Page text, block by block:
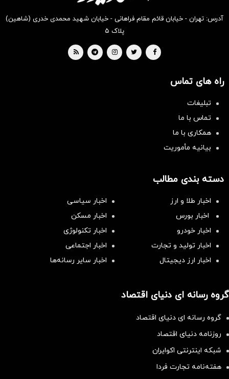
آدرس: تهران - خیابان قائم مقام فراهانی - خیابان شهید محمدی خدری (شاهین)
پلاک ۵
راه های تماس
تبلیغات
تماس با ما
همکاری با ما
بیانیه مأموریت
دسته بندی مطالب
اخبار طلا و ارز
اخبار سیاسی
اخبار بورس
اخبار مسکن
اخبار خودرو
اخبار تکنولوژی
اخبار تولید و تجارت
اخبار اجتماعی
اخبار ارز دیجیتال
اخبار سایر رسانه‌‌ها
گروه رسانه ای دنیای اقتصاد
گروه رسانه ای دنیای اقتصاد
روزنامه دنیای اقتصاد
شبکه اینترنتی اکوایران
هفته‌نامه تجارت فردا